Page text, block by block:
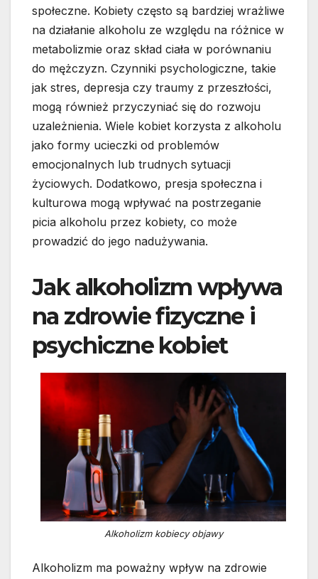
społeczne. Kobiety często są bardziej wrażliwe
na działanie alkoholu ze względu na różnice w
metabolizmie oraz skład ciała w porównaniu
do mężczyzn. Czynniki psychologiczne, takie
jak stres, depresja czy traumy z przeszłości,
mogą również przyczyniać się do rozwoju
uzależnienia. Wiele kobiet korzysta z alkoholu
jako formy ucieczki od problemów
emocjonalnych lub trudnych sytuacji
życiowych. Dodatkowo, presja społeczna i
kulturowa mogą wpływać na postrzeganie
picia alkoholu przez kobiety, co może
prowadzić do jego nadużywania.
Jak alkoholizm wpływa
na zdrowie fizyczne i
psychiczne kobiet
Alkoholizm kobiecy objawy
Alkoholizm ma poważny wpływ na zdrowie